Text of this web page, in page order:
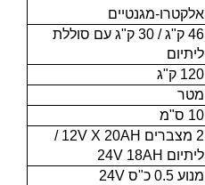
אלקטרו-מגנטיים
46 ק"ג / 30 ק"ג עם סוללת
ליתיום
120 ק"ג
מטר
10 ס"מ
2 מצברים 12V X 20AH
/
ליתיום 24
V18AH
מנוע 0.5 כ"ס 24V